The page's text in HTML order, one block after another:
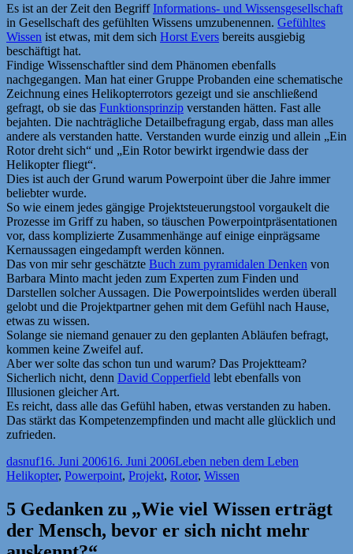
Es ist an der Zeit den BegriffInformations- und Wissensgesellschaft
in Gesellschaft des gefühlten Wissens umzubenennen. Gefühltes
Wissen ist etwas, mit dem sich Horst Evers bereits ausgiebig
beschäftigt hat.
Findige Wissenschaftler sind dem Phänomen ebenfalls
nachgegangen. Man hat einer Gruppe Probanden eine schematische
Zeichnung eines Helikopterrotors gezeigt und sie anschließend
gefragt, ob sie das Funktionsprinzip verstanden hätten. Fast alle
bejahten. Die nachträgliche Detailbefragung ergab, dass man alles
andere als verstanden hatte. Verstanden wurde einzig und allein „Ein
Rotor dreht sich“ und „Ein Rotor bewirkt irgendwie dass der
Helikopter fliegt“.
Dies ist auch der Grund warum Powerpoint über die Jahre immer
beliebter wurde.
So wie einem jedes gängige Projektsteuerungstool vorgaukelt die
Prozesse im Griff zu haben, so täuschen Powerpointpräsentationen
vor, dass komplizierte Zusammenhänge auf einige einprägsame
Kernaussagen eingedampft werden können.
Das von mir sehr geschätzte Buch zum pyramidalen Denken von
Barbara Minto macht jeden zum Experten zum Finden und
Darstellen solcher Aussagen. Die Powerpointslides werden überall
gelobt und die Projektpartner gehen mit dem Gefühl nach Hause,
etwas zu wissen.
Solange sie niemand genauer zu den geplanten Abläufen befragt,
kommen keine Zweifel auf.
Aber wer solte das schon tun und warum? Das Projektteam?
Sicherlich nicht, denn David Copperfield lebt ebenfalls von
Illusionen gleicher Art.
Es reicht, dass alle das Gefühl haben, etwas verstanden zu haben.
Das stärkt das Kompetenzempfinden und macht alle glücklich und
zufrieden.
Autor
dasnufVeröffentlicht
am
16. Juni 200616. Juni 2006Kategorien
Leben neben dem Leben
Helikopter, Powerpoint, Projekt, Rotor, Wissen
5 Gedanken zu „Wie viel Wissen erträgt
der Mensch, bevor er sich nicht mehr